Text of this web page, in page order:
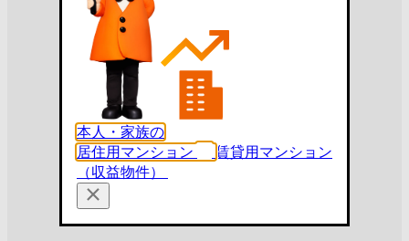
本人・家族の
居住用マンション
賃貸用マンション
（収益物件）